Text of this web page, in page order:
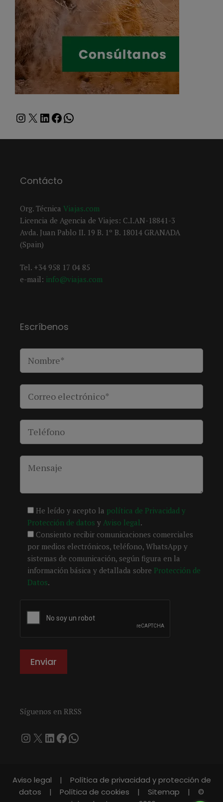
Instagram
X LinkedIn
Facebook
WhatsApp
Contácto
Org. Técnica Viajas.com
Licencia de Agencia de Viajes: C.I.AN-18841-3
Avda. Juan Pablo II. 19 B. 1º B. 18014 GRANADA
(Spain)
Tel. +34 958 17 04 85
e-mail: info@viajas.com
Escríbenos
He leído y acepto la política de Privacidad y
Protección de datos y Aviso legal.
Consiento recibir comunicaciones comerciales
por medios electrónicos, teléfono, WhatsApp y
sistemas de comunicación, según figura en la
información básica y detallada sobre Protección de
Datos.
Síguenos en RRSS
Instagram
X LinkedIn
Facebook
WhatsApp
Aviso legal | Política de privacidad y protección de
datos
| Política de cookies | Sitemap | ©